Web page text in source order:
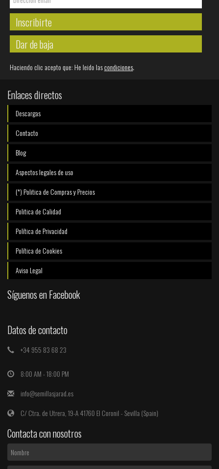
Inscribirte
Dar de baja
Haciendo clic acepto que: He leido lascondiciones.
Enlaces directos
Descargas
Contacto
Blog
Aspectos legales de uso
(*) Politica de Compras y Precios
Politica de Calidad
Política de Privacidad
Política de Cookies
Aviso Legal
Síguenos en Facebook
Datos de contacto
+34 955 83 68 23
8:00 AM - 18:00 PM
info@semillasjarad.es
C/ Ctra. de Utrera, 19-A 41760 El Coronil - Sevilla (Spain)
Contacta con nosotros